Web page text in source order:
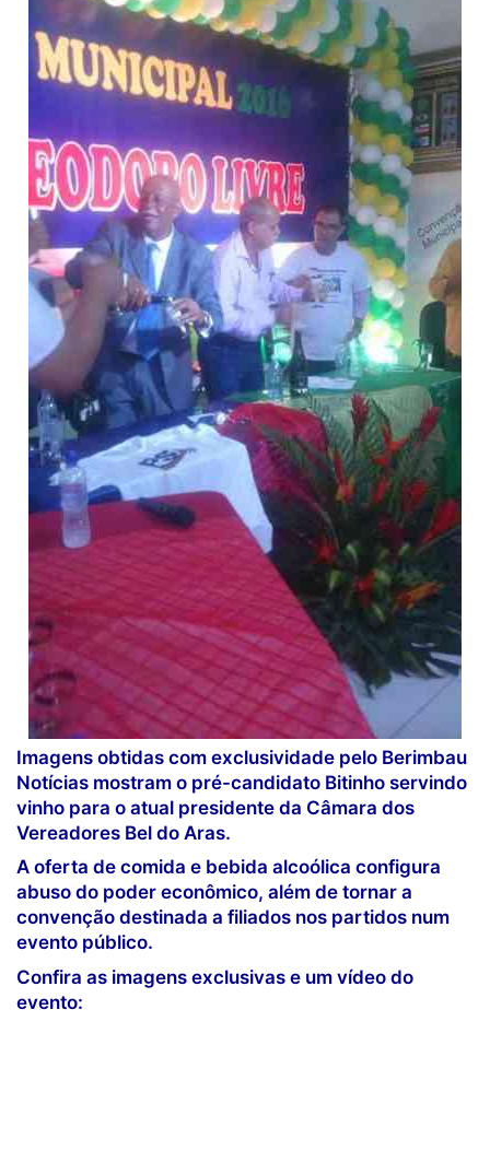
Imagens obtidas com exclusividade pelo Berimbau
Notícias mostram o pré-candidato Bitinho servindo
vinho para o atual presidente da Câmara dos
Vereadores Bel do Aras.
A oferta de comida e bebida alcoólica configura
abuso do poder econômico, além de tornar a
convenção destinada a filiados nos partidos num
evento público.
Confira as imagens exclusivas e um vídeo do
evento: